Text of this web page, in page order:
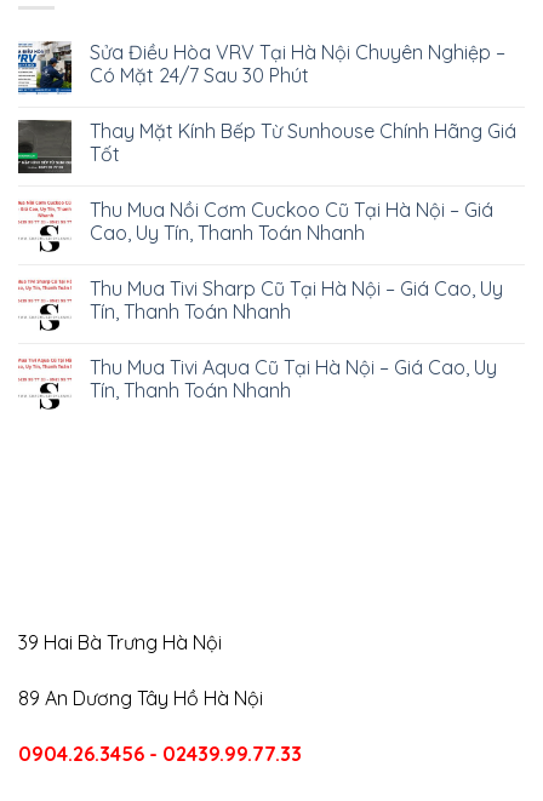
Sửa Điều Hòa VRV Tại Hà Nội Chuyên Nghiệp –
Có Mặt 24/7 Sau 30 Phút
Thay Mặt Kính Bếp Từ Sunhouse Chính Hãng Giá
Tốt
Thu Mua Nồi Cơm Cuckoo Cũ Tại Hà Nội – Giá
Cao, Uy Tín, Thanh Toán Nhanh
Thu Mua Tivi Sharp Cũ Tại Hà Nội – Giá Cao, Uy
Tín, Thanh Toán Nhanh
Thu Mua Tivi Aqua Cũ Tại Hà Nội – Giá Cao, Uy
Tín, Thanh Toán Nhanh
39 Hai Bà Trưng Hà Nội
89 An Dương Tây Hồ Hà Nội
0904.26.3456 - 02439.99.77.33